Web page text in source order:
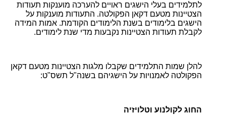
לתלמידים בעלי הישגים ראויים להערכה מוענקות תעודות
הצטיינות מטעם דקאן הפקולטה. התעודות מוענקות על
הישגים בלימודים בשנת הלימודים הקודמת. אמות המידה
לקבלת תעודות הצטיינות נקבעות מדי שנת לימודים.
להלן שמות התלמידים שקבלו מלגות הצטיינות מטעם דקאן
הפקולטה לאמנויות על הישגיהם בשנה"ל תשס"ט:
החוג לקולנוע וטלויזיה